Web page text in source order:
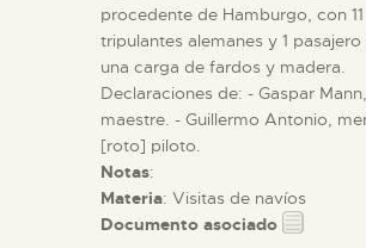
procedente de Hamburgo, con 11
tripulantes alemanes y 1
una carga de fardos y madera.
Declaraciones de: - Gaspar Mann,
maestre. - Guillermo Antonio,
[roto] piloto.
Notas:
Materia: Visitas de navíos
Documento asociado